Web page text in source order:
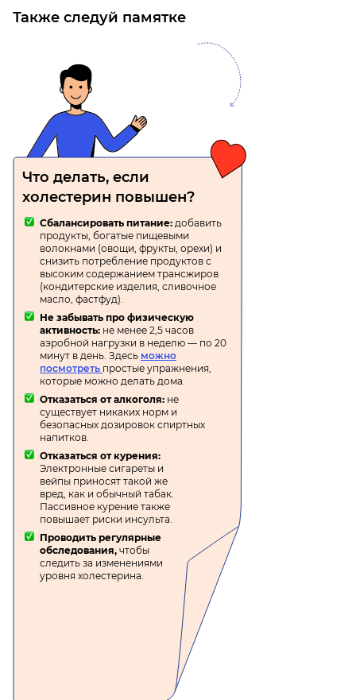
Также следуй памятке
Что делать, если
холестерин повышен?
Сбалансировать питание: добавить
продукты, богатые пищевыми
волокнами (овощи, фрукты, орехи) и
снизить потребление продуктов с
высоким содержанием трансжиров
(кондитерские изделия, сливочное
масло, фастфуд).
Не забывать про физическую
активность: не менее 2,5 часов
аэробной нагрузки в неделю — по 20
минут в день. Здесь можно
посмотреть простые упражнения,
которые можно делать дома.
Отказаться от алкоголя: не
существует никаких норм и
безопасных дозировок спиртных
напитков.
Отказаться от курения:
Электронные сигареты и
вейпы приносят такой же
вред, как и обычный табак.
Пассивное курение также
повышает риски инсульта.
Проводить регулярные
обследования, чтобы
следить за изменениями
уровня холестерина.